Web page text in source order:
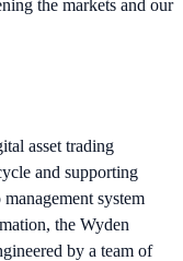
the markets and our
asset trading
and supporting
system
the Wyden
by a team of